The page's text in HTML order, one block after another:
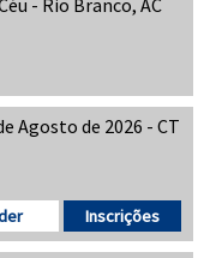
Agosto de 2026 - CT
Inscrições